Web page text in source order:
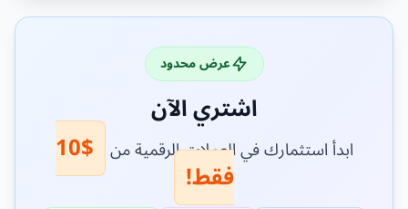
عرض محدود
اشتري الآن
ابدأ استثمارك في العملات الرقمية من $10
فقط!